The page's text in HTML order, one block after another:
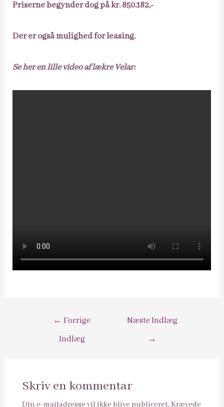
Priserne begynder dog på kr. 850.182,-
Der er også mulighed for leasing.
Se her en lille video af lækre Velar:
Indlægsnavigation
← Forrige
Indlæg
Næste Indlæg
→
Skriv en kommentar
Din e-mailadresse vil ikke blive publiceret.Krævede